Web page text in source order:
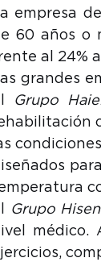
empresa
60 años o
al 24%
grandes
Grupo
Grupo
médico.